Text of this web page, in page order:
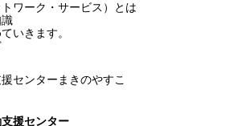
ワーク・サービス）とは
いきます。
センターまきのやすこ
援センター